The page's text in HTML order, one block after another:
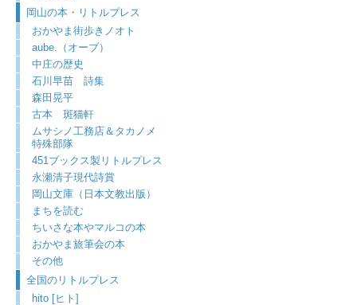
岡山の本・リトルプレス
おかやま街歩きノオト
aube.（オーブ）
中庄の歴史
石川早苗 詩集
森田晃平
古本 斑猫軒
ムサシノ工務店＆タカノメ
特殊部隊
451ブックス製リトルプレス
永瀬清子現代詩賞
岡山文庫（日本文教出版）
まちを読む
ちいさな本やマルコの本
おかやま旅筆会の本
その他
全国のリトルプレス
hito [ヒト]